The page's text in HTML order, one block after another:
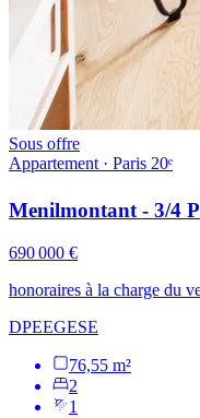
Sous offre
Appartement · Paris 20ᵉ
Menilmontant - 3/4
690 000 €
honoraires à la charge du
DPEEGESE
76,55 m²
2
1